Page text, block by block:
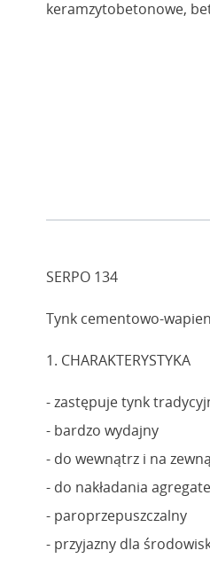
keramzytobetonowe,
SERPO 134
Tynk cementowo-
1. CHARAKTERYSTYKA
- zastępuje tynk
- bardzo wydajny
- do wewnątrz i na
- do nakładania
- paroprzepuszczalny
- przyjazny dla